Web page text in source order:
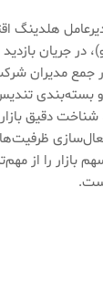
هلدینگ
در جریان
جمع مدیران
تندیس
دقیق بازار
بازار را از